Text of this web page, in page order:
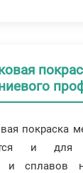
покраска
и для
и сплавов